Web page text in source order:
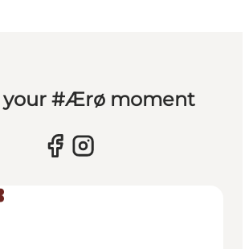
your #Ærø moment